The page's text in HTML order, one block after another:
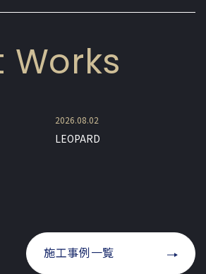
Works
2026.08.02
LEOPARD
施工事例一覧